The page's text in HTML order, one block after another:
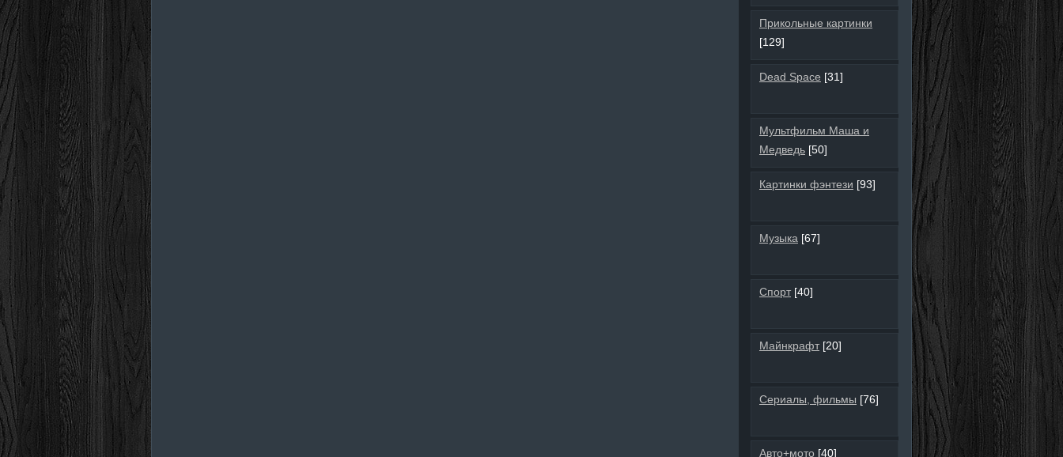
Прикольные картинки
[129]
Dead Space [31]
Мультфильм Маша и
Медведь [50]
Картинки фэнтези [93]
Музыка [67]
Спорт [40]
Майнкрафт [20]
Сериалы, фильмы [76]
Авто+мото [40]